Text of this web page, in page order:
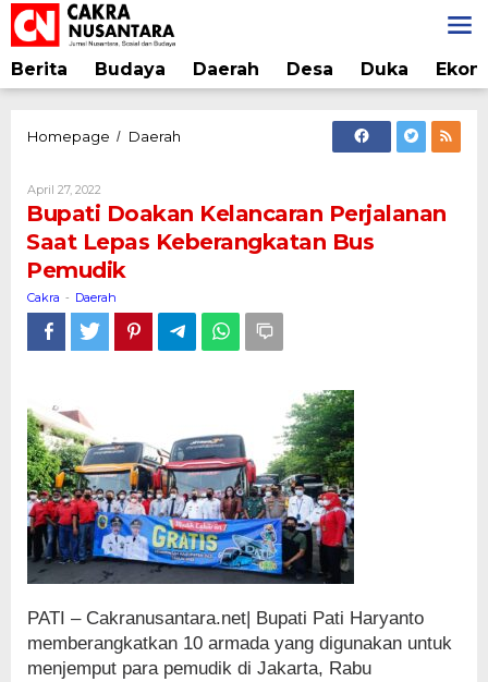
Lewati
ke
konten
Berita Budaya Daerah Desa Duka
Homepage / Daerah
Saat
Lepas
Pemudik
April 27, 2022
Cakra
Bupati Doakan Kelancaran Perjalanan
Saat Lepas Keberangkatan Bus
Pemudik
Cakra - Daerah
PATI – Cakranusantara.net| Bupati Pati Haryanto
memberangkatkan 10 armada yang digunakan untuk
menjemput para pemudik di Jakarta, Rabu